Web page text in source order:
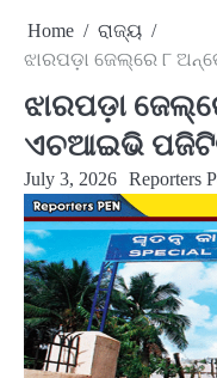
Home
ରାଜ୍ୟ
ଝାରପଡ଼ା ଜେଲ୍‌ରେ ୮
ଝାରପଡ଼ା
ଏଚଆଇଭି
July 3, 2026 Reporters